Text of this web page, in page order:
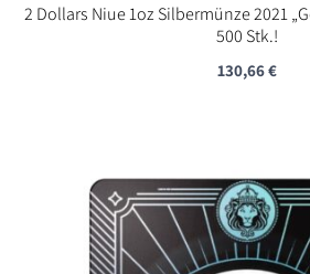
2 Dollars Niue 1oz Silbermünze 2021
500 Stk.!
130,66€